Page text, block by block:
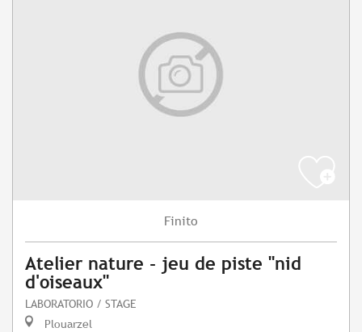
Finito
Atelier nature - jeu de piste "nid
d'oiseaux"
LABORATORIO / STAGE
Plouarzel